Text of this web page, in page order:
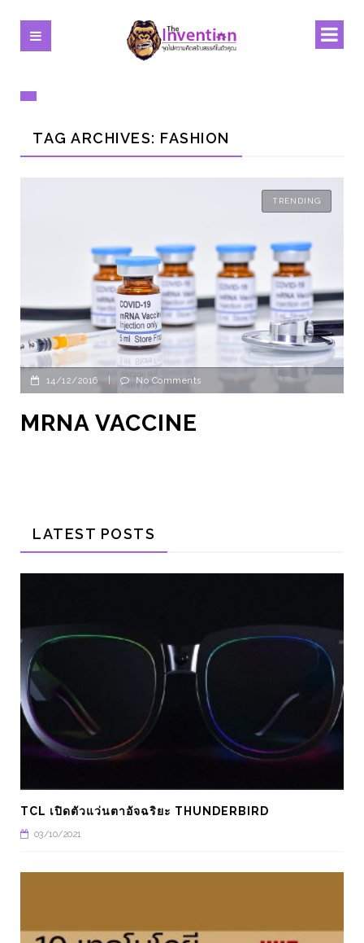
TAG ARCHIVES: FASHION
TRENDING
14/12/2016 | No Comments
MRNA VACCINE
LATEST POSTS
TCL เปิดตัวแว่นตาอัจฉริยะ THUNDERBIRD
03/10/2021